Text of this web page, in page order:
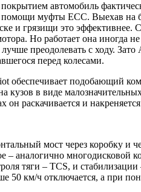
автомобиль
помощи муфты ЕСС. Выехав на
и грязищи это
Но работает она
преодолевать с ходу.
перед колесами.
обеспечивает подобающий
кузов в виде
раскачивается и
мост через коробку и
– аналогично
тяги – TCS, и
50 км/ч отключается, а при